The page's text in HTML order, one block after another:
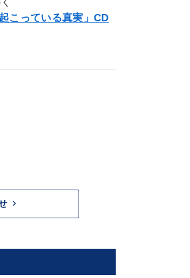
こっている真実」CD
keyboard_arrow_right